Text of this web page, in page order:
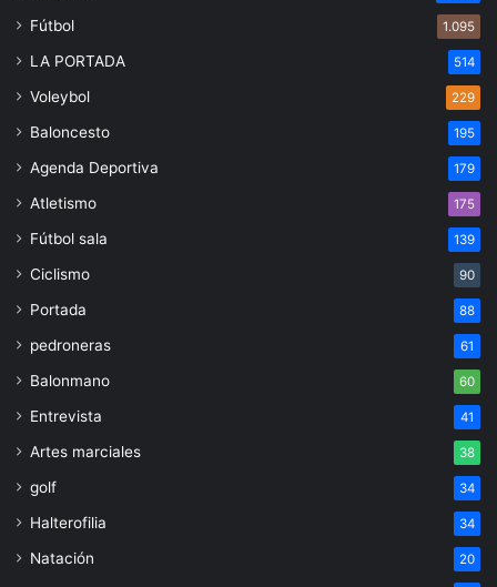
Fútbol 1.095
LA PORTADA 514
Voleybol 229
Baloncesto 195
Agenda Deportiva 179
Atletismo 175
Fútbol sala 139
Ciclismo 90
Portada 88
pedroneras 61
Balonmano 60
Entrevista 41
Artes marciales 38
golf 34
Halterofilia 34
Natación 20